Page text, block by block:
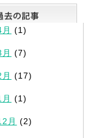
(1)
(7)
(17)
(1)
月 (2)